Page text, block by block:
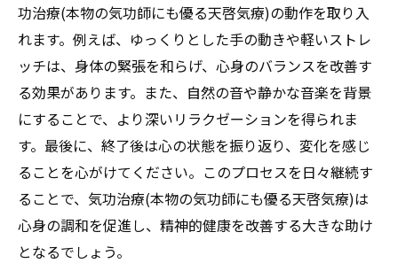
気功治療(本物の気功師にも優る天啓気療)が
もたらす免疫細胞の活性化プロセス
気功治療(本物の気功師にも優る天啓気療)を
用いた病気予防と健康促進
気功治療(本物の気功師にも優る天啓気療)に
よる体内リカバリーシステムの強化
ストレスの軽減と心身の統合を促す気功治療(本
物の気功師にも優る天啓気療)
ストレス緩和に効果的な気功治療(本物の気
功治療(本物の気功師にも優る天啓気療)の動作を取り入
れます。例えば、ゆっくりとした手の動きや軽いストレ
ッチは、身体の緊張を和らげ、心身のバランスを改善す
る効果があります。また、自然の音や静かな音楽を背景
にすることで、より深いリラクゼーションを得られま
す。最後に、終了後は心の状態を振り返り、変化を感じ
ることを心がけてください。このプロセスを日々継続す
ることで、気功治療(本物の気功師にも優る天啓気療)は
心身の調和を促進し、精神的健康を改善する大きな助け
となるでしょう。